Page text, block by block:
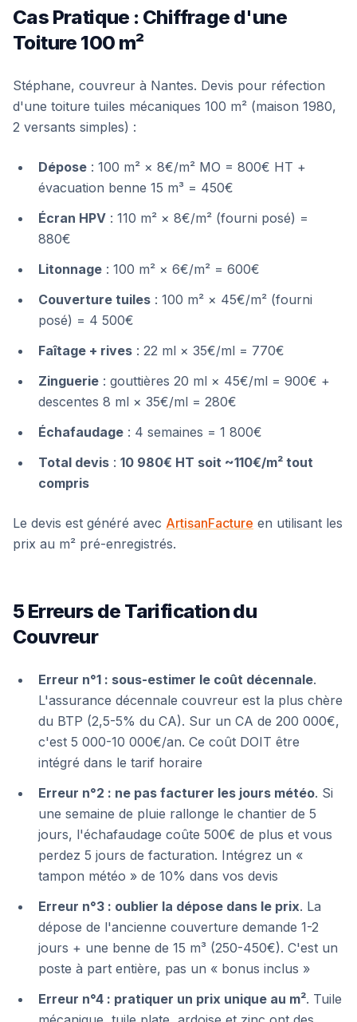
Cas Pratique : Chiffrage d'une
Toiture 100 m²
Stéphane, couvreur à Nantes. Devis pour réfection
d'une toiture tuiles mécaniques 100 m² (maison 1980,
2 versants simples) :
Dépose : 100 m² × 8€/m² MO = 800€ HT +
évacuation benne 15 m³ = 450€
Écran HPV : 110 m² × 8€/m² (fourni posé) =
880€
Litonnage : 100 m² × 6€/m² = 600€
Couverture tuiles : 100 m² × 45€/m² (fourni
posé) = 4 500€
Faîtage + rives : 22 ml × 35€/ml = 770€
Zinguerie : gouttières 20 ml × 45€/ml = 900€ +
descentes 8 ml × 35€/ml = 280€
Échafaudage : 4 semaines = 1 800€
Total devis : 10 980€ HT soit ~110€/m² tout
compris
Le devis est généré avec ArtisanFacture en utilisant les
prix au m² pré-enregistrés.
5 Erreurs de Tarification du
Couvreur
Erreur n°1 : sous-estimer le coût décennale.
L'assurance décennale couvreur est la plus chère
du BTP (2,5-5% du CA). Sur un CA de 200 000€,
c'est 5 000-10 000€/an. Ce coût DOIT être
intégré dans le tarif horaire
Erreur n°2 : ne pas facturer les jours météo. Si
une semaine de pluie rallonge le chantier de 5
jours, l'échafaudage coûte 500€ de plus et vous
perdez 5 jours de facturation. Intégrez un «
tampon météo » de 10% dans vos devis
Erreur n°3 : oublier la dépose dans le prix. La
dépose de l'ancienne couverture demande 1-2
jours + une benne de 15 m³ (250-450€). C'est un
poste à part entière, pas un « bonus inclus »
Erreur n°4 : pratiquer un prix unique au m². Tuile